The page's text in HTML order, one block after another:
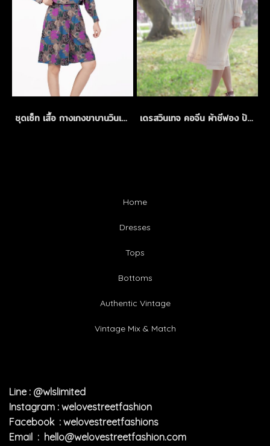
ชุดเซ็ท เสื้อ กางเกงขาบานวินเทจ เดรสวินเทจ คอจีน ผ้าชีฟอง ปักลายฉลุสีครีม
Home
Dresses
Tops
Bottoms
Authentic Vintage
Vintage Mix & Match
Line : @wlslimited
Instagram : welovestreetfashion
Facebook : welovestreetfashions
Email : hello@welovestreetfashion.com